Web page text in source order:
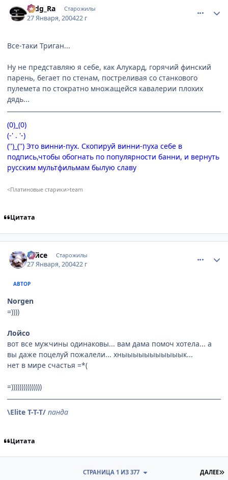
Hidg_Ra Старожилы
27 Января, 200422 г
Все-таки Триган...
Ну не представляю я себе, как Алукард, горячий финский
парень, бегает по стенам, постреливая со станкового
пулемета по стократно множащейся кавалерии плохих
дядь...
(0)_(0)
(-' . '-)
('')_('') Это винни-пух. Скопируй винни-пуха себе в
подпись,чтобы обогнать по популярности банни, и вернуть
русским мультфильмам былую славу
<Платиновые старики>team
Цитата
Тайсе Старожилы
27 Января, 200422 г
АВТОР
Norgen
=))))
Лойсо
вот все мужчины одинаковы... вам дама помоч хотела... а
вы даже поцелуй пожалели... хныыыыыыыыыыык...
нет в мире счастья =*(
=)))))))))))))))
\Elite T-T-T/ панда
Цитата
ДАЛЕЕ
СТРАНИЦА 1 ИЗ 377